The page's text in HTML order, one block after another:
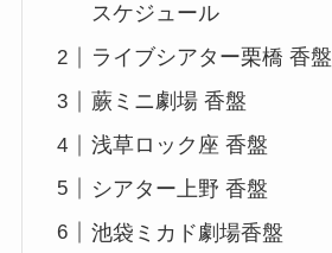
スケジュール
ライブシアター栗橋 香盤
蕨ミニ劇場 香盤
浅草ロック座 香盤
シアター上野 香盤
池袋ミカド劇場香盤